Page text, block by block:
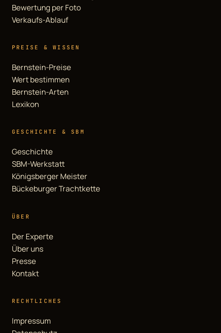
Bewertung per Foto
Verkaufs-Ablauf
PREISE & WISSEN
Bernstein-Preise
Wert bestimmen
Bernstein-Arten
Lexikon
GESCHICHTE & SBM
Geschichte
SBM-Werkstatt
Königsberger Meister
Bückeburger Trachtkette
ÜBER
Der Experte
Über uns
Presse
Kontakt
RECHTLICHES
Impressum